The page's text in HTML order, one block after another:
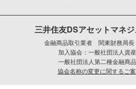
三井住友DSアセットマネ
金融商品取引業者 関東財務局長
加入協会：一般社団法人資
一般社団法人第二種金融商
協会名称の変更に関するご